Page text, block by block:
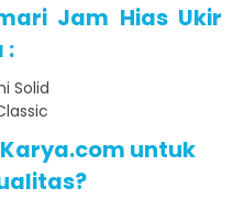
Jam Hias Ukir
:
Solid
untuk